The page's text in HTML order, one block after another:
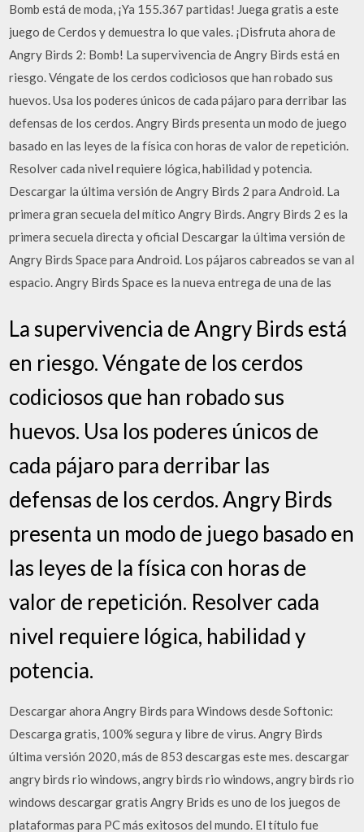
Bomb está de moda, ¡Ya 155.367 partidas! Juega gratis a este
juego de Cerdos y demuestra lo que vales. ¡Disfruta ahora de
Angry Birds 2: Bomb! La supervivencia de Angry Birds está en
riesgo. Véngate de los cerdos codiciosos que han robado sus
huevos. Usa los poderes únicos de cada pájaro para derribar las
defensas de los cerdos. Angry Birds presenta un modo de juego
basado en las leyes de la física con horas de valor de repetición.
Resolver cada nivel requiere lógica, habilidad y potencia.
Descargar la última versión de Angry Birds 2 para Android. La
primera gran secuela del mítico Angry Birds. Angry Birds 2 es la
primera secuela directa y oficial Descargar la última versión de
Angry Birds Space para Android. Los pájaros cabreados se van al
espacio. Angry Birds Space es la nueva entrega de una de las
La supervivencia de Angry Birds está
en riesgo. Véngate de los cerdos
codiciosos que han robado sus
huevos. Usa los poderes únicos de
cada pájaro para derribar las
defensas de los cerdos. Angry Birds
presenta un modo de juego basado en
las leyes de la física con horas de
valor de repetición. Resolver cada
nivel requiere lógica, habilidad y
potencia.
Descargar ahora Angry Birds para Windows desde Softonic:
Descarga gratis, 100% segura y libre de virus. Angry Birds
última versión 2020, más de 853 descargas este mes. descargar
angry birds rio windows, angry birds rio windows, angry birds rio
windows descargar gratis Angry Brids es uno de los juegos de
plataformas para PC más exitosos del mundo. El título fue